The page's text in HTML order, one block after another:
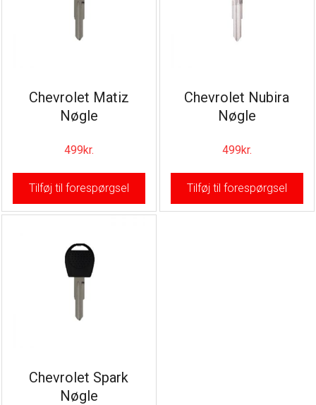
Chevrolet Matiz
Nøgle
499kr.
Tilføj til forespørgsel
Chevrolet Nubira
Nøgle
499kr.
Tilføj til forespørgsel
Chevrolet Spark
Nøgle